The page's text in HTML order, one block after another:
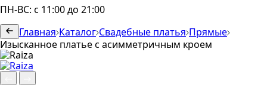
ПН-ВС: с 11:00 до 21:00
Главная Каталог Свадебные платья Прямые
Изысканное платье с асимметричным кроем